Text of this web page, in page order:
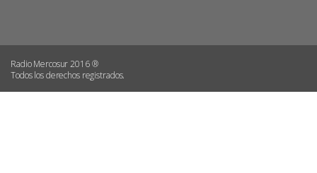
Radio Mercosur 2016 ®
Todos los derechos registrados.